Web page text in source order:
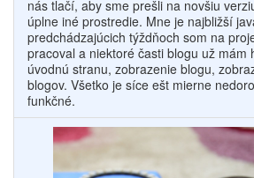
nás tlačí, aby sme prešli na novšiu
úplne iné prostredie. Mne je najbližší
predchádzajúcich týždňoch som na
pracoval a niektoré časti blogu už mám
úvodnú stranu, zobrazenie blogu,
blogov. Všetko je síce ešt mierne
funkčné.